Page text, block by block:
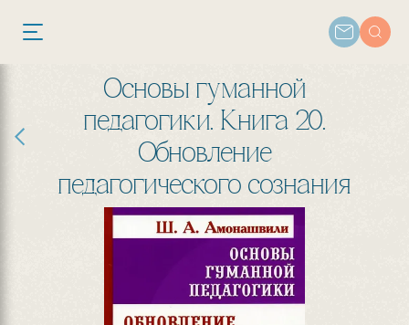
Основы гуманной
педагогики. Книга 20.
Обновление
педагогического сознания